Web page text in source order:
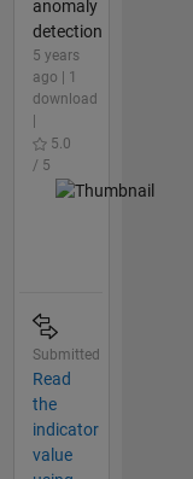
anomaly
detection
5 years
ago | 1
download
5.0
/ 5
Submitted
Read
the
indicator
value